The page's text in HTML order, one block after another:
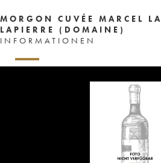
MORGON CUVÉE MARCEL
LAPIERRE (DOMAINE)
INFORMATIONEN